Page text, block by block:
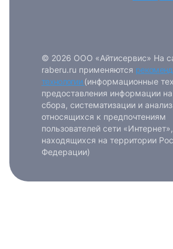
© 2026 ООО «Айтисервис» На
raberu.ru применяются
технологии (информационные
предоставления информации
сбора, систематизации и
относящихся к предпочтениям
пользователей сети «Интернет»,
находящихся на территории
Федерации)